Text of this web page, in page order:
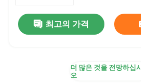
최고의 가격
더 많은 것을 전망하십시
오